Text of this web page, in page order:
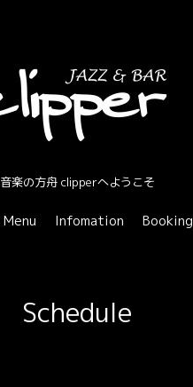
音楽の方舟 clipperへようこそ
Menu Infomation Booking
Schedule